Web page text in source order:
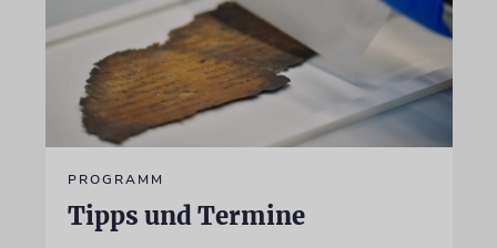
PROGRAMM
Tipps und Termine